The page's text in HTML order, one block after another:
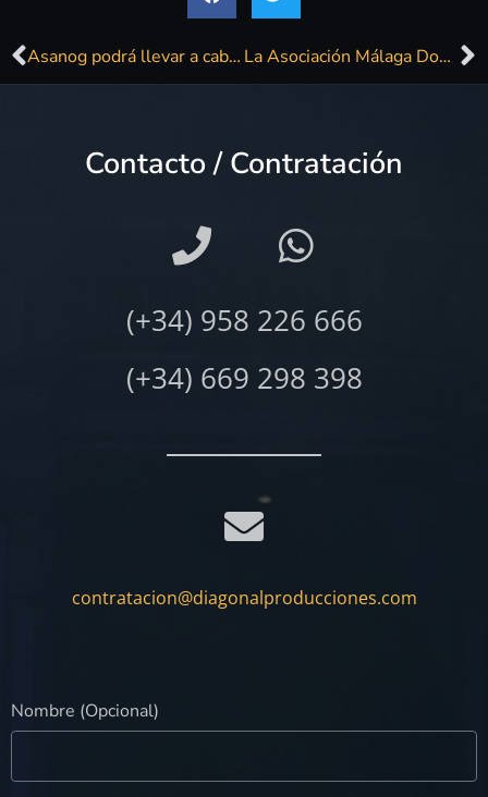
Asanog podrá llevar a cabo su proyecto Av@nza gracias al festival benéfico que organiza Cenor La Asociación Málaga Down, Javier Ojeda y otros artistas se unen para celebrar el día Mundial de la Poesía y del Síndrome de Down en Torremolinos
Contacto / Contratación
(+34) 958 226 666
(+34) 669 298 398
contratacion@diagonalproducciones.com
Nombre (Opcional)